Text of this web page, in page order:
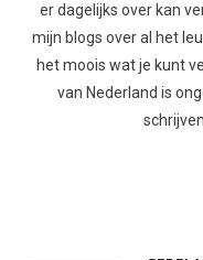
er dagelijks over kan
mijn blogs over al het
het moois wat je kunt
van Nederland is